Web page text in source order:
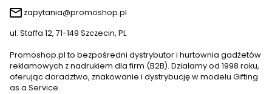
zapytania@promoshop.pl
ul. Staffa 12, 71-149 Szczecin, PL
Promoshop.pl to bezpośredni dystrybutor i hurtownia gadżetów
reklamowych z nadrukiem dla firm (B2B). Działamy od 1998 roku,
oferując doradztwo, znakowanie i dystrybucję w modelu Gifting
as a Service.